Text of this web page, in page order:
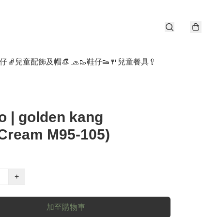
🧦 兒童配飾及帽👒 🧢🥾鞋仔👟 🍴兒童餐具🥄
| golden kang
M95-105)
+
加至購物車